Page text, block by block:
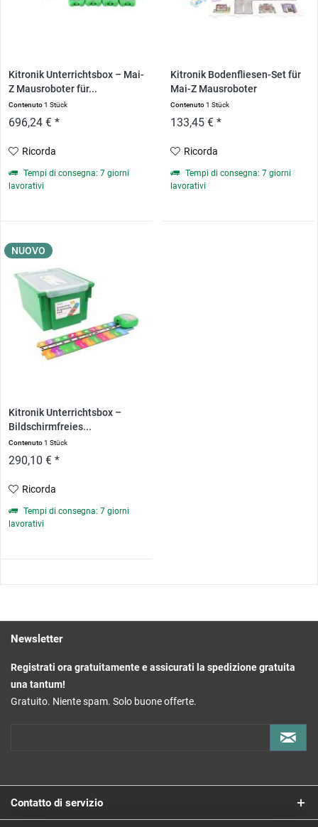
Kitronik Unterrichtsbox – Mai-
Z Mausroboter für...
Contenuto1 Stück
696,24 € *
Ricorda
Tempi di consegna: 7 giorni
lavorativi
Kitronik Bodenfliesen-Set für
Mai-Z Mausroboter
Contenuto1 Stück
133,45 € *
Ricorda
Tempi di consegna: 7 giorni
lavorativi
NUOVO
Kitronik Unterrichtsbox –
Bildschirmfreies...
Contenuto1 Stück
290,10 € *
Ricorda
Tempi di consegna: 7 giorni
lavorativi
Newsletter
Registrati ora gratuitamente e assicurati la spedizione gratuita
una tantum!
Gratuito. Niente spam. Solo buone offerte.
Contatto di servizio